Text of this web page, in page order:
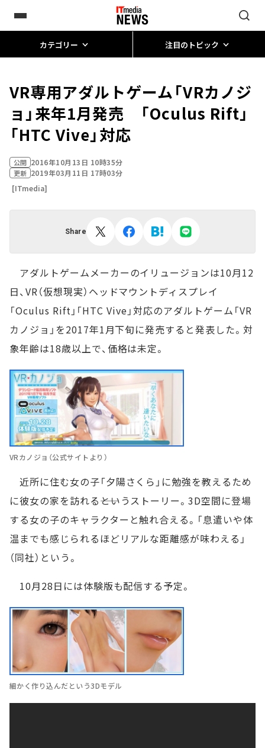
カテゴリー 注目のトピック
VR専用アダルトゲーム「VRカノジ
ョ」来年1月発売 「Oculus Rift」
「HTC Vive」対応
公開 2016年10月13日 10時35分
更新 2019年03月11日 17時03分
[ITmedia]
Share
アダルトゲームメーカーのイリュージョンは10月12
日、VR（仮想現実）ヘッドマウントディスプレイ
「Oculus Rift」「HTC Vive」対応のアダルトゲーム「VR
カノジョ」を2017年1月下旬に発売すると発表した。対
象年齢は18歳以上で、価格は未定。
VRカノジョ（公式サイトより）
近所に住む女の子「夕陽さくら」に勉強を教えるため
に彼女の家を訪れる――というストーリー。3D空間に登場
する女の子のキャラクターと触れ合える。「息遣いや体
温までも感じられるほどリアルな距離感が味わえる」
（同社）という。
10月28日には体験版も配信する予定。
細かく作り込んだという3Dモデル